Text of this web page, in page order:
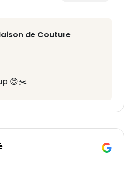
de Couture
😊✂️